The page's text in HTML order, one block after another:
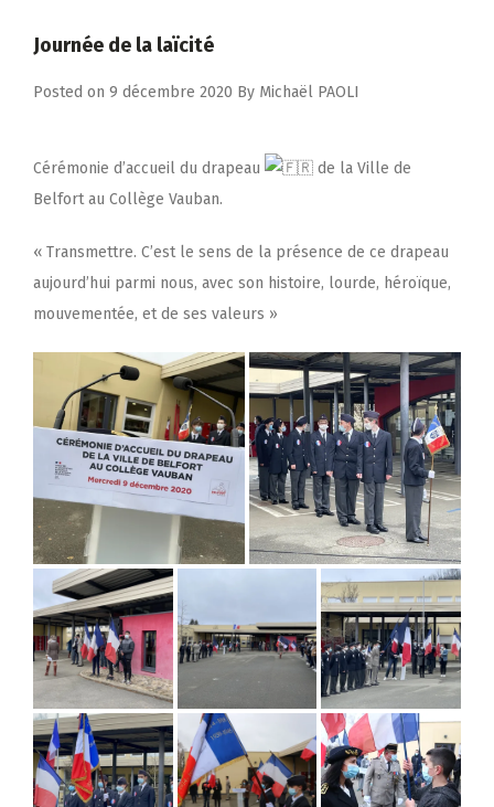
Journée de la laïcité
Posted on 9 décembre 2020 By Michaël PAOLI
Cérémonie d’accueil du drapeau
de la Ville de
Belfort au Collège Vauban.
« Transmettre. C’est le sens de la présence de ce drapeau
aujourd’hui parmi nous, avec son histoire, lourde, héroïque,
mouvementée, et de ses valeurs »